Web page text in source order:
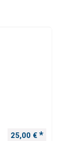
Ursprünglicher
25,00 €